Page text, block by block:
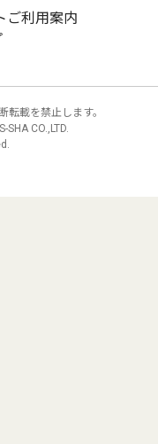
ご利用案内
転載を禁止します。
SHA CO.,LTD.